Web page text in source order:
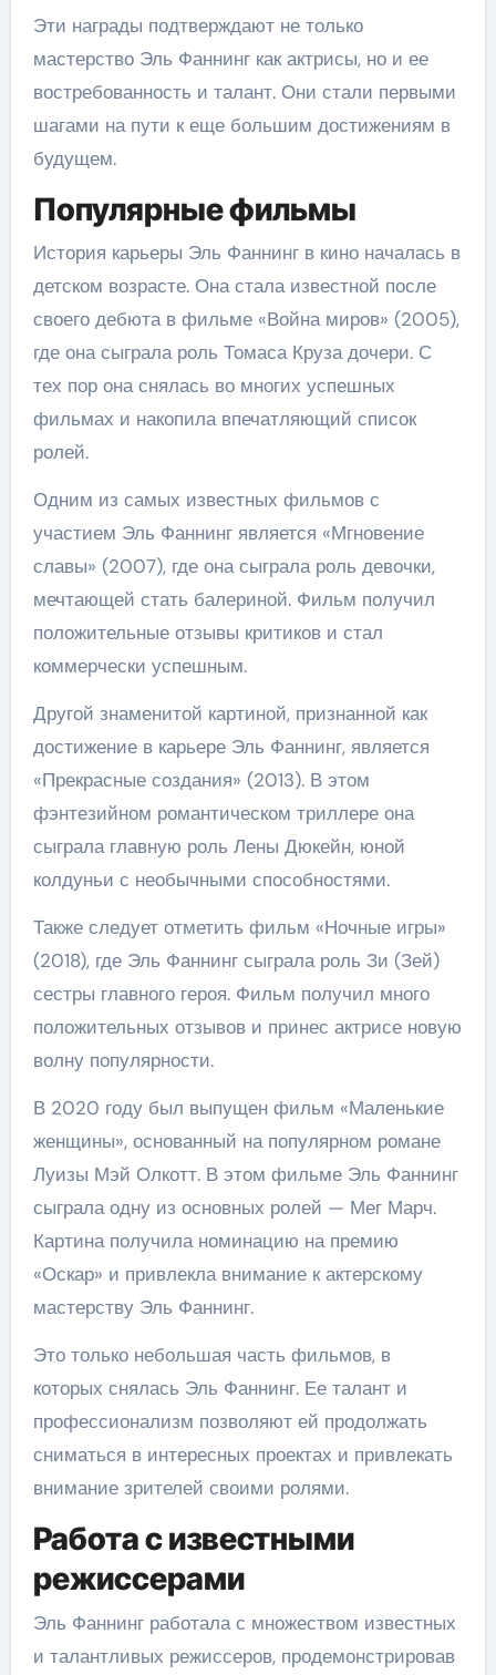
Эти награды подтверждают не только
мастерство Эль Фаннинг как актрисы, но и ее
востребованность и талант. Они стали первыми
шагами на пути к еще большим достижениям в
будущем.
Популярные фильмы
История карьеры Эль Фаннинг в кино началась в
детском возрасте. Она стала известной после
своего дебюта в фильме «Война миров» (2005),
где она сыграла роль Томаса Круза дочери. С
тех пор она снялась во многих успешных
фильмах и накопила впечатляющий список
ролей.
Одним из самых известных фильмов с
участием Эль Фаннинг является «Мгновение
славы» (2007), где она сыграла роль девочки,
мечтающей стать балериной. Фильм получил
положительные отзывы критиков и стал
коммерчески успешным.
Другой знаменитой картиной, признанной как
достижение в карьере Эль Фаннинг, является
«Прекрасные создания» (2013). В этом
фэнтезийном романтическом триллере она
сыграла главную роль Лены Дюкейн, юной
колдуньи с необычными способностями.
Также следует отметить фильм «Ночные игры»
(2018), где Эль Фаннинг сыграла роль Зи (Зей)
сестры главного героя. Фильм получил много
положительных отзывов и принес актрисе новую
волну популярности.
В 2020 году был выпущен фильм «Маленькие
женщины», основанный на популярном романе
Луизы Мэй Олкотт. В этом фильме Эль Фаннинг
сыграла одну из основных ролей — Мег Марч.
Картина получила номинацию на премию
«Оскар» и привлекла внимание к актерскому
мастерству Эль Фаннинг.
Это только небольшая часть фильмов, в
которых снялась Эль Фаннинг. Ее талант и
профессионализм позволяют ей продолжать
сниматься в интересных проектах и привлекать
внимание зрителей своими ролями.
Работа с известными
режиссерами
Эль Фаннинг работала с множеством известных
и талантливых режиссеров, продемонстрировав